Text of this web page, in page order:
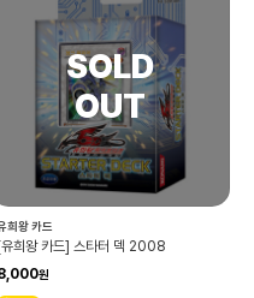
희왕 카드
희왕 카드] 스타터 덱 2008